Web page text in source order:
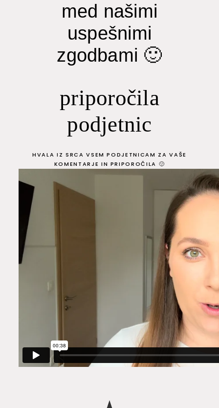
med našimi
uspešnimi
zgodbami 🙂
priporočila
podjetnic
HVALA IZ SRCA VSEM PODJETNICAM ZA VAŠE
KOMENTARJE IN PRIPOROČILA 🙂